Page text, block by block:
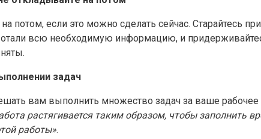
потом, если это можно сделать сейчас. Старайтесь
всю необходимую информацию, и
задач
вам выполнить множество задач за ваше рабочее
растягивается таким образом, чтобы заполнить
работы».